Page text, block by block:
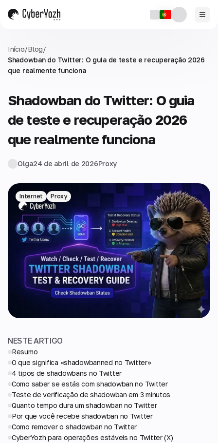
Início/Blog/
Shadowban do Twitter: O guia de teste e recuperação 2026
que realmente funciona
Shadowban do Twitter: O guia
de teste e recuperação 2026
que realmente funciona
Olga24 de abril de 2026Proxy
Internet Proxy
NESTE ARTIGO
Resumo
O que significa «shadowbanned no Twitter»
4 tipos de shadowbans no Twitter
Como saber se estás com shadowban no Twitter
Teste de verificação de shadowban em 3 minutos
Quanto tempo dura um shadowban no Twitter
Por que você recebe shadowban no Twitter
Como remover o shadowban no Twitter
CyberYozh para operações estáveis no Twitter (X)